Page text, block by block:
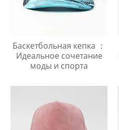
Баскетбольная кепка ：
Идеальное сочетание
моды и спорта